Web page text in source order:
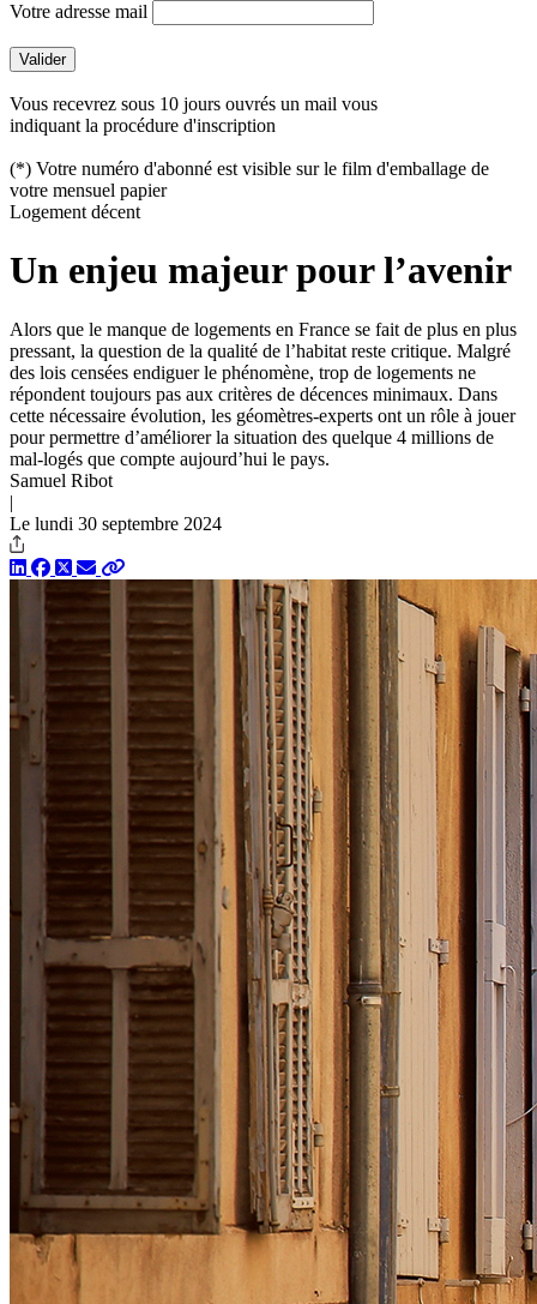
Votre adresse mail
Vous recevrez sous 10 jours ouvrés un mail vous
indiquant la procédure d'inscription
(*) Votre numéro d'abonné est visible sur le film d'emballage de
votre mensuel papier
Logement décent
Un enjeu majeur pour l’avenir
Alors que le manque de logements en France se fait de plus en plus
pressant, la question de la qualité de l’habitat reste critique. Malgré
des lois censées endiguer le phénomène, trop de logements ne
répondent toujours pas aux critères de décences minimaux. Dans
cette nécessaire évolution, les géomètres-experts ont un rôle à jouer
pour permettre d’améliorer la situation des quelque 4 millions de
mal-logés que compte aujourd’hui le pays.
Samuel Ribot
|
Le lundi 30 septembre 2024